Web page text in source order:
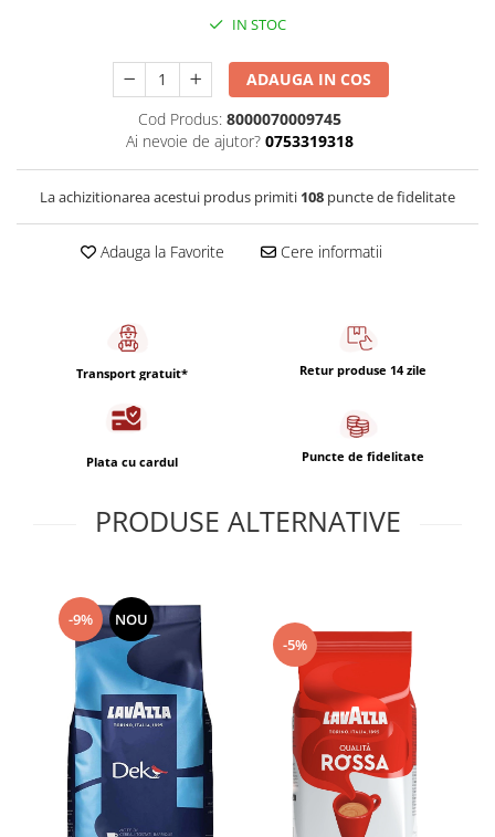
IN STOC
ADAUGA IN COS
Cod Produs: 8000070009745
Ai nevoie de ajutor? 0753319318
La achizitionarea acestui produs primiti 108 puncte de fidelitate
Adauga la Favorite Cere informatii
Transport gratuit* Retur produse 14 zile
Plata cu cardul Puncte de fidelitate
PRODUSE ALTERNATIVE
-9% NOU
-5%